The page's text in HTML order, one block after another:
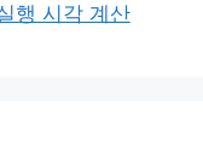
행 시각 계산